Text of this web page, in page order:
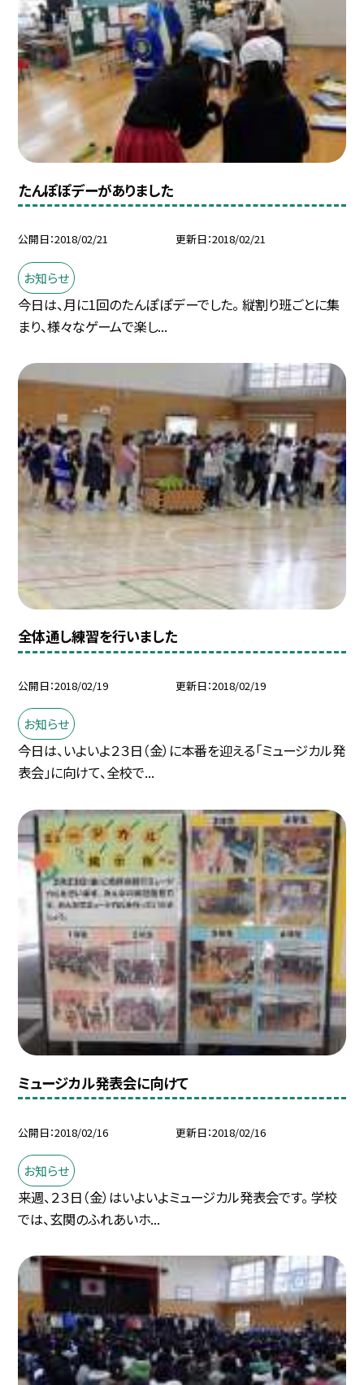
たんぽぽデーがありました
公開日 2018/02/21 更新日 2018/02/21
お知らせ
今日は、月に1回のたんぽぽデーでした。 縦割り班ごとに集
まり、様々なゲームで楽し...
全体通し練習を行いました
公開日 2018/02/19 更新日 2018/02/19
お知らせ
今日は、いよいよ２３日（金）に本番を迎える「ミュージカル発
表会」に向けて、全校で...
ミュージカル発表会に向けて
公開日 2018/02/16 更新日 2018/02/16
お知らせ
来週、２３日（金）はいよいよミュージカル発表会です。 学校
では、玄関のふれあいホ...